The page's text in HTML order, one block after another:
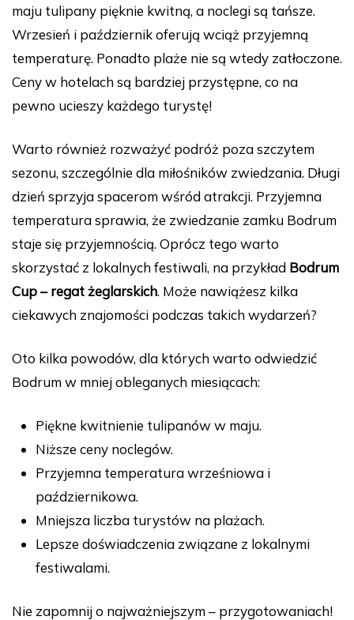
maju tulipany pięknie kwitną, a noclegi są tańsze.
Wrzesień i październik oferują wciąż przyjemną
temperaturę. Ponadto plaże nie są wtedy zatłoczone.
Ceny w hotelach są bardziej przystępne, co na
pewno ucieszy każdego turystę!
Warto również rozważyć podróż poza szczytem
sezonu, szczególnie dla miłośników zwiedzania. Długi
dzień sprzyja spacerom wśród atrakcji. Przyjemna
temperatura sprawia, że zwiedzanie zamku Bodrum
staje się przyjemnością. Oprócz tego warto
skorzystać z lokalnych festiwali, na przykład Bodrum
Cup – regat żeglarskich. Może nawiążesz kilka
ciekawych znajomości podczas takich wydarzeń?
Oto kilka powodów, dla których warto odwiedzić
Bodrum w mniej obleganych miesiącach:
Piękne kwitnienie tulipanów w maju.
Niższe ceny noclegów.
Przyjemna temperatura wrześniowa i
październikowa.
Mniejsza liczba turystów na plażach.
Lepsze doświadczenia związane z lokalnymi
festiwalami.
Nie zapomnij o najważniejszym – przygotowaniach!